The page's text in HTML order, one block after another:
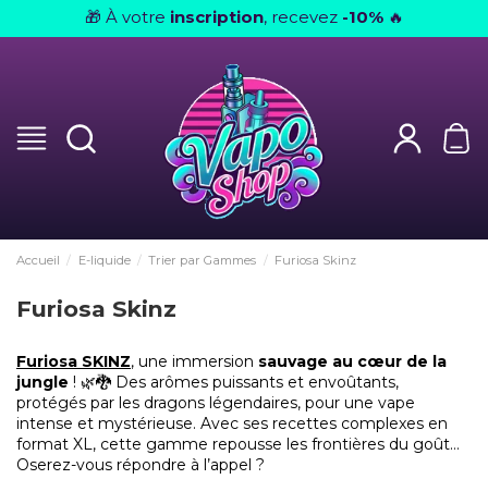
🎁 À votre inscription, recevez -10% 🔥
Accueil E-liquide Trier par Gammes Furiosa Skinz
Furiosa Skinz
Furiosa SKINZ, une immersion sauvage au cœur de la
jungle ! 🌿🐉 Des arômes puissants et envoûtants,
protégés par les dragons légendaires, pour une vape
intense et mystérieuse. Avec ses recettes complexes en
format XL, cette gamme repousse les frontières du goût…
Oserez-vous répondre à l’appel ?